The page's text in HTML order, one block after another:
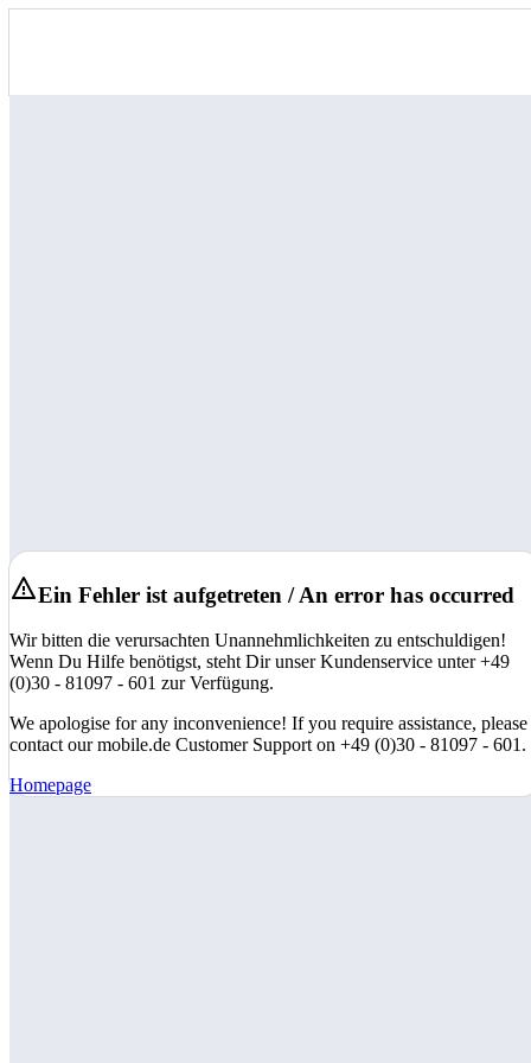
Ein Fehler ist aufgetreten / An error has occurred
Wir bitten die verursachten Unannehmlichkeiten zu entschuldigen!
Wenn Du Hilfe benötigst, steht Dir unser Kundenservice unter +49
(0)30 - 81097 - 601 zur Verfügung.
We apologise for any inconvenience! If you require assistance, please
contact our mobile.de Customer Support on +49 (0)30 - 81097 - 601.
Homepage